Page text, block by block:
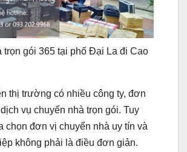
trọn gói 365 tại phố Đại La đi Cao
thị trường có nhiều công ty, đơn
vụ chuyển nhà trọn gói. Tuy
chọn đơn vị chuyển nhà uy tín và
không phải là điều đơn giản.